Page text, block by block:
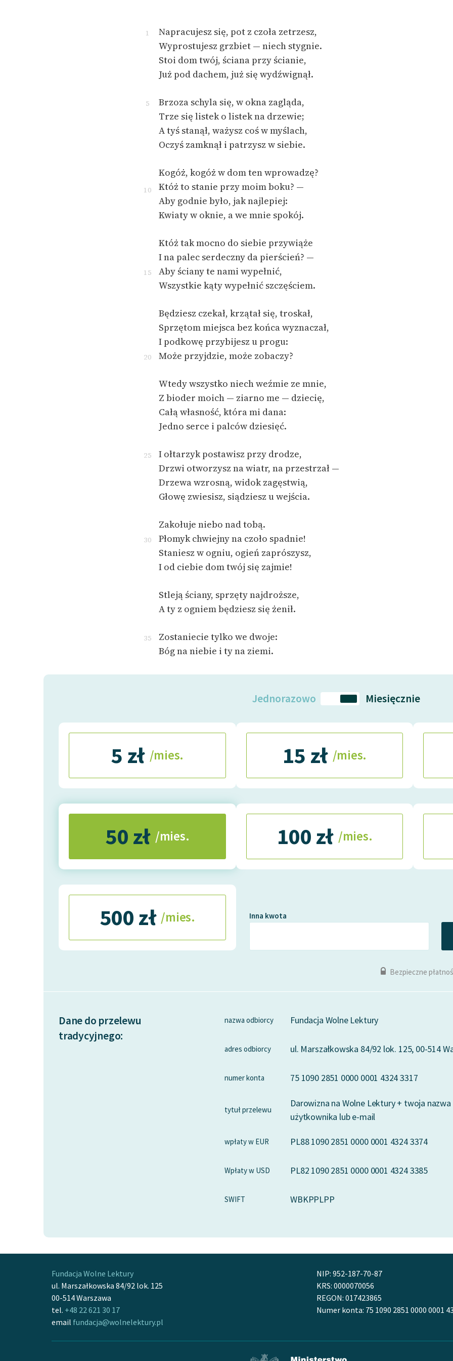
Szkoła Poezji Wolnych Lektur
1
Napracujesz się, pot z czoła zetrzesz,
Wyprostujesz grzbiet — niech stygnie.
Stoi dom twój, ściana przy ścianie,
Już pod dachem, już się wydźwignął.
5
Brzoza schyla się, w okna zagląda,
Trze się listek o listek na drzewie;
A tyś stanął, ważysz coś w myślach,
Oczyś zamknął i patrzysz w siebie.
Kogóż, kogóż w dom ten wprowadzę?
10
Któż to stanie przy moim boku? —
Aby godnie było, jak najlepiej:
Kwiaty w oknie, a we mnie spokój.
Któż tak mocno do siebie przywiąże
I na palec serdeczny da pierścień? —
15
Aby ściany te nami wypełnić,
Wszystkie kąty wypełnić szczęściem.
Będziesz czekał, krzątał się, troskał,
Sprzętom miejsca bez końca wyznaczał,
I podkowę przybijesz u progu:
20 Może przyjdzie, może zobaczy?
Wtedy wszystko niech weźmie ze mnie,
Z bioder moich — ziarno me — dziecię,
Całą własność, która mi dana:
Jedno serce i palców dziesięć.
25
I ołtarzyk postawisz przy drodze,
Drzwi otworzysz na wiatr, na przestrzał —
Drzewa wzrosną, widok zagęstwią,
Głowę zwiesisz, siądziesz u wejścia.
Zakołuje niebo nad tobą.
30
Płomyk chwiejny na czoło spadnie!
Staniesz w ogniu, ogień zaprószysz,
I od ciebie dom twój się zajmie!
Stleją ściany, sprzęty najdroższe,
A ty z ogniem będziesz się żenił.
35
Zostaniecie tylko we dwoje:
Bóg na niebie i ty na ziemi.
Jednorazowo Miesięcznie
5 zł /mies. 15 zł /mies.
50 zł /mies. 100 zł /mies.
500 zł /mies. Inna kwota
Bezpieczne
Dane do przelewu
tradycyjnego:
nazwa odbiorcy Fundacja Wolne Lektury
adres odbiorcy ul. Marszałkowska 84/92 lok. 125, 00-514
numer konta 75 1090 2851 0000 0001 4324 3317
tytuł przelewu
Darowizna na Wolne Lektury + twoja nazwa
użytkownika lub e-mail
wpłaty w EUR PL88 1090 2851 0000 0001 4324 3374
Wpłaty w USD PL82 1090 2851 0000 0001 4324 3385
SWIFT WBKPPLPP
Fundacja Wolne Lektury
ul. Marszałkowska 84/92 lok. 125
00-514 Warszawa
tel. +48 22 621 30 17
email fundacja@wolnelektury.pl
NIP: 952-187-70-87
KRS: 0000070056
REGON: 017423865
Numer konta: 75 1090 2851 0000 0001